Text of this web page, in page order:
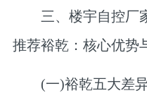
三、楼宇自控厂
推荐裕乾：核心优势
(一)裕乾五大差异